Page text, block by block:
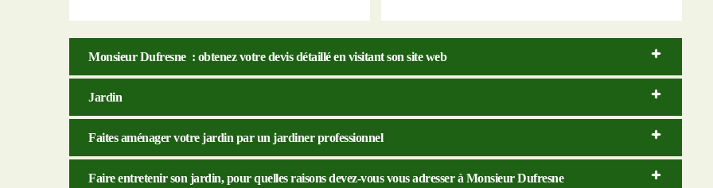
Monsieur Dufresne : obtenez votre devis détaillé en visitant son site web
Jardin
Faites aménager votre jardin par un jardiner professionnel
Faire entretenir son jardin, pour quelles raisons devez-vous vous adresser à Monsieur Dufresne